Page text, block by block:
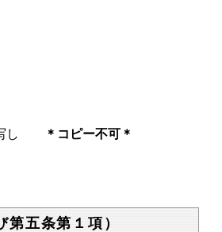
写し ＊コピー不可＊
五条第１項）